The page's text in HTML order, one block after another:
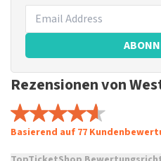
Rezensionen von
Basierend auf 77